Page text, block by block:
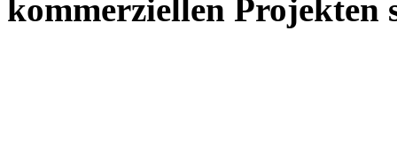
kommerziellen Projekten